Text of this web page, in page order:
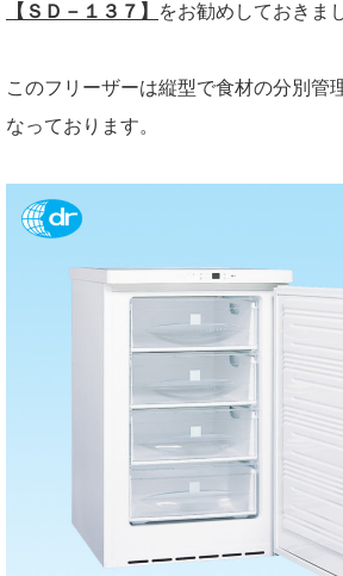
【ＳＤ－１３７】
をお勧めしておきま
このフリーザーは縦型で食材の分別管
なっております。